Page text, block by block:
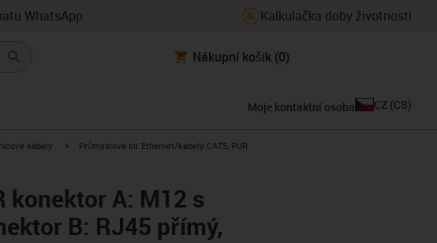
WhatsApp Kalkulačka doby životnosti
Nákupní košík (0)
Moje kontaktní osoba CZ (CS)
kabely igus-icon-arrow-right
Průmyslová síť Ethernet/kabely CAT5, PUR
konektor A: M12 s
B: RJ45 přímý,